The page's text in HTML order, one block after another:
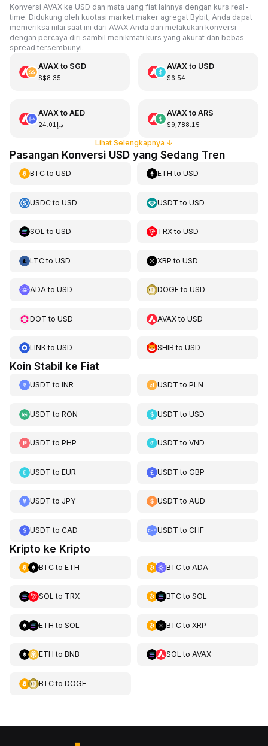
Konversi AVAX ke USD dan mata uang fiat lainnya dengan kurs real-
time. Didukung oleh kuotasi market maker agregat Bybit, Anda dapat
memeriksa nilai saat ini dari AVAX Anda dan melakukan konversi
dengan percaya diri sambil menikmati kurs yang akurat dan bebas
spread tersembunyi.
AVAXto SGD
S$8.35
AVAXto USD
$6.54
AVAXto AED
د.إ24.01
AVAXto ARS
$9,788.15
Lihat Selengkapnya ↓
Pasangan Konversi USD yang Sedang Tren
BTCto USD ETH toUSD
USDCto USD USDT toUSD
SOL to USD TRXtoUSD
LTCto USD XRP toUSD
ADAto USD DOGEtoUSD
DOT to USD AVAXtoUSD
LINKto USD SHIB toUSD
Koin Stabil ke Fiat
USDT to INR USDT toPLN
USDT to RON USDT toUSD
USDT to PHP USDT toVND
USDT to EUR USDT toGBP
USDT to JPY USDT toAUD
USDT to CAD USDT toCHF
Kripto ke Kripto
BTCto ETH BTCto ADA
SOL to TRX BTCto SOL
ETH to SOL BTCto XRP
ETH to BNB SOL to AVAX
BTCto DOGE